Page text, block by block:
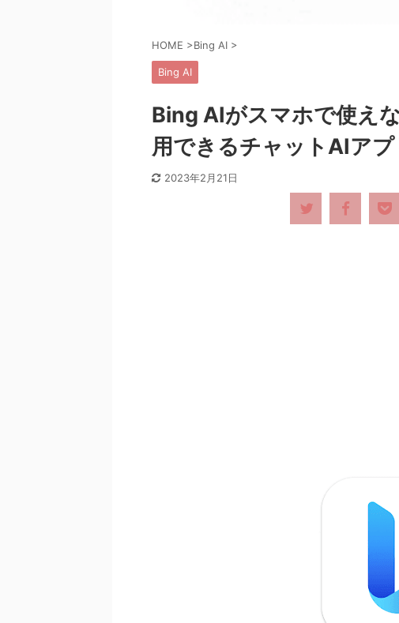
HOME >Bing AI >
Bing AI
Bing AIがスマホで使え
用できるチャットAIア
2023年2月21日